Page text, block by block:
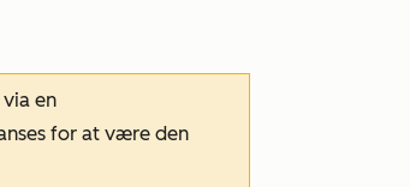
en
for at være den